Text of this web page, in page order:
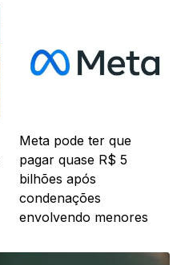
Meta pode ter que
pagar quase R$ 5
bilhões após
condenações
envolvendo menores